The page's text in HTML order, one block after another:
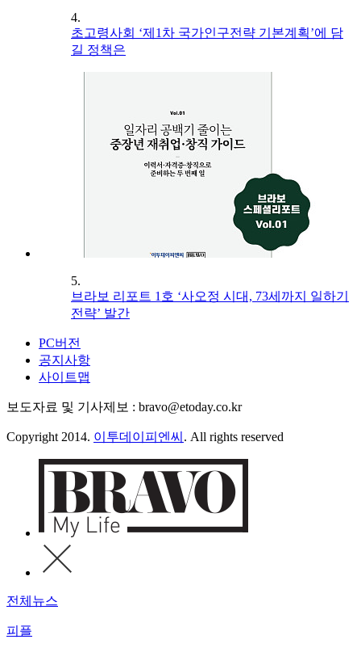
4.
초고령사회 ‘제1차 국가인구전략 기본계획’에 담
길 정책은
5.
브라보 리포트 1호 ‘사오정 시대, 73세까지 일하기
전략’ 발간
PC버전
공지사항
사이트맵
보도자료 및 기사제보 : bravo@etoday.co.kr
Copyright 2014. 이투데이피엔씨 . All rights reserved
전체뉴스
피플